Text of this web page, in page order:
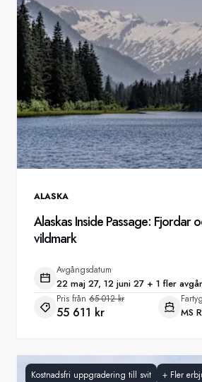
ALASKA
Alaskas Inside Passage: Fjordar
vildmark
Avgångsdatum
22 maj 27, 12 juni 27 + 1 fler
Pris från 65 012 kr
55 611 kr
Fartyg
MS
Kostnadsfri uppgradering till svit + Fler